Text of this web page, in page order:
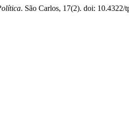
. São Carlos, 17(2). doi: 10.4322/